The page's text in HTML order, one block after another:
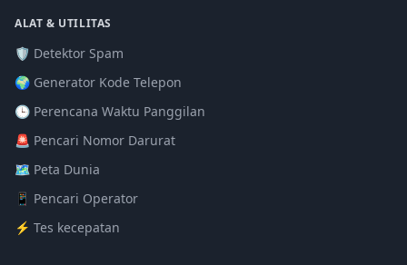
ALAT & UTILITAS
🛡️ Detektor Spam
🌍 Generator Kode Telepon
🕒 Perencana Waktu Panggilan
🚨 Pencari Nomor Darurat
🗺️ Peta Dunia
📱 Pencari Operator
⚡ Tes kecepatan